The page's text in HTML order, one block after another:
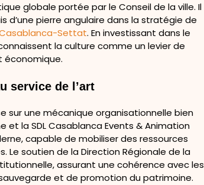
globale portée par le Conseil de la ville. Il
d’une pierre angulaire dans la stratégie de
Settat. En investissant dans le
la culture comme un levier de
économique.
service de l’art
sur une mécanique organisationnelle bien
la SDL Casablanca Events & Animation
capable de mobiliser des ressources
Le soutien de la Direction Régionale de la
assurant une cohérence avec les
et de promotion du patrimoine.